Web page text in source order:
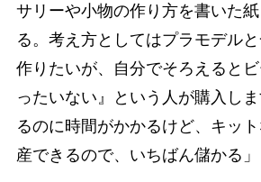
サリーや小物の作り方を書いた
る。考え方としてはプラモデル
作りたいが、自分でそろえると
ったいない』という人が購入し
るのに時間がかかるけど、キッ
産できるので、いちばん儲かる」